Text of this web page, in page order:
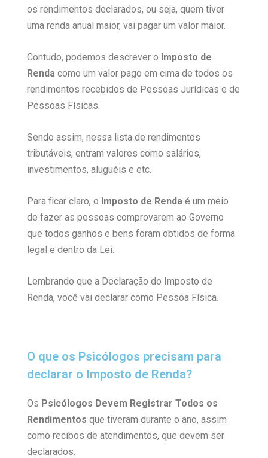
os rendimentos declarados, ou seja, quem tiver
uma renda anual maior, vai pagar um valor maior.
Contudo, podemos descrever o Imposto de
Renda como um valor pago em cima de todos os
rendimentos recebidos de Pessoas Jurídicas e de
Pessoas Físicas.
Sendo assim, nessa lista de rendimentos
tributáveis, entram valores como salários,
investimentos, aluguéis e etc.
Para ficar claro, o Imposto de Renda é um meio
de fazer as pessoas comprovarem ao Governo
que todos ganhos e bens foram obtidos de forma
legal e dentro da Lei.
Lembrando que a Declaração do Imposto de
Renda, você vai declarar como Pessoa Física.
O que os Psicólogos precisam para
declarar o Imposto de Renda?
Os Psicólogos Devem Registrar Todos os
Rendimentos que tiveram durante o ano, assim
como recibos de atendimentos, que devem ser
declarados.